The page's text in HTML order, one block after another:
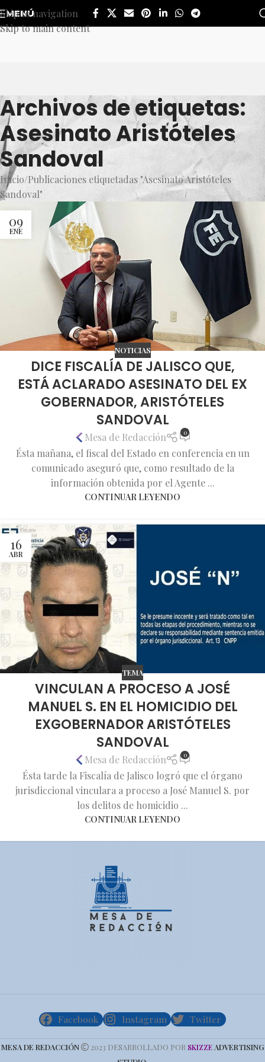
Skip to navigation
Skip to main content
MENÚ
Archivos de etiquetas:
Asesinato Aristóteles
Sandoval
Inicio Publicaciones etiquetadas "Asesinato Aristóteles
Sandoval"
09
ENE
NOTICIAS
DICE FISCALÍA DE JALISCO QUE,
ESTÁ ACLARADO ASESINATO DEL EX
GOBERNADOR, ARISTÓTELES
SANDOVAL
Mesa de Redacción 0
Ésta mañana, el fiscal del Estado en conferencia en un
comunicado aseguró que, como resultado de la
información obtenida por el Agente ...
CONTINUAR LEYENDO
16
ABR
TEMA
VINCULAN A PROCESO A JOSÉ
MANUEL S. EN EL HOMICIDIO DEL
EXGOBERNADOR ARISTÓTELES
SANDOVAL
Mesa de Redacción 0
Ésta tarde la Fiscalía de Jalisco logró que el órgano
jurisdiccional vinculara a proceso a José Manuel S. por
los delitos de homicidio ...
CONTINUAR LEYENDO
Facebook Instagram Twitter
MESA DE REDACCIÓN 2023 DESARROLLADO POR SKIZZEADVERTISING